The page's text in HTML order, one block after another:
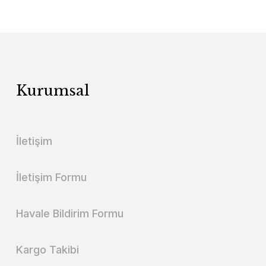
Kurumsal
İletişim
İletişim Formu
Havale Bildirim Formu
Kargo Takibi